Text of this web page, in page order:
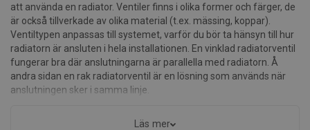
att använda en radiator. Ventiler finns i olika former och färger, de
är också tillverkade av olika material (t.ex. mässing, koppar).
Ventiltypen anpassas till systemet, varför du bör ta hänsyn till hur
radiatorn är ansluten i hela installationen. En vinklad radiatorventil
fungerar bra där anslutningarna är parallella med radiatorn. Å
andra sidan en rak radiatorventil är en lösning som används när
anslutningen sker i samma linje.
Läs mer